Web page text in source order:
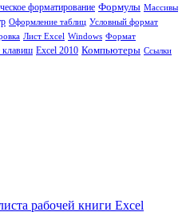
форматирование Формулы Массивы
Оформление таблиц Условный формат
Лист Excel Windows Формат
клавиш Excel 2010 Компьютеры Ссылки
рабочей книги Excel